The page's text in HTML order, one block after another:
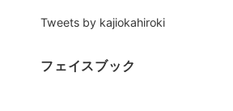
Tweets by kajiokahiroki
フェイスブック